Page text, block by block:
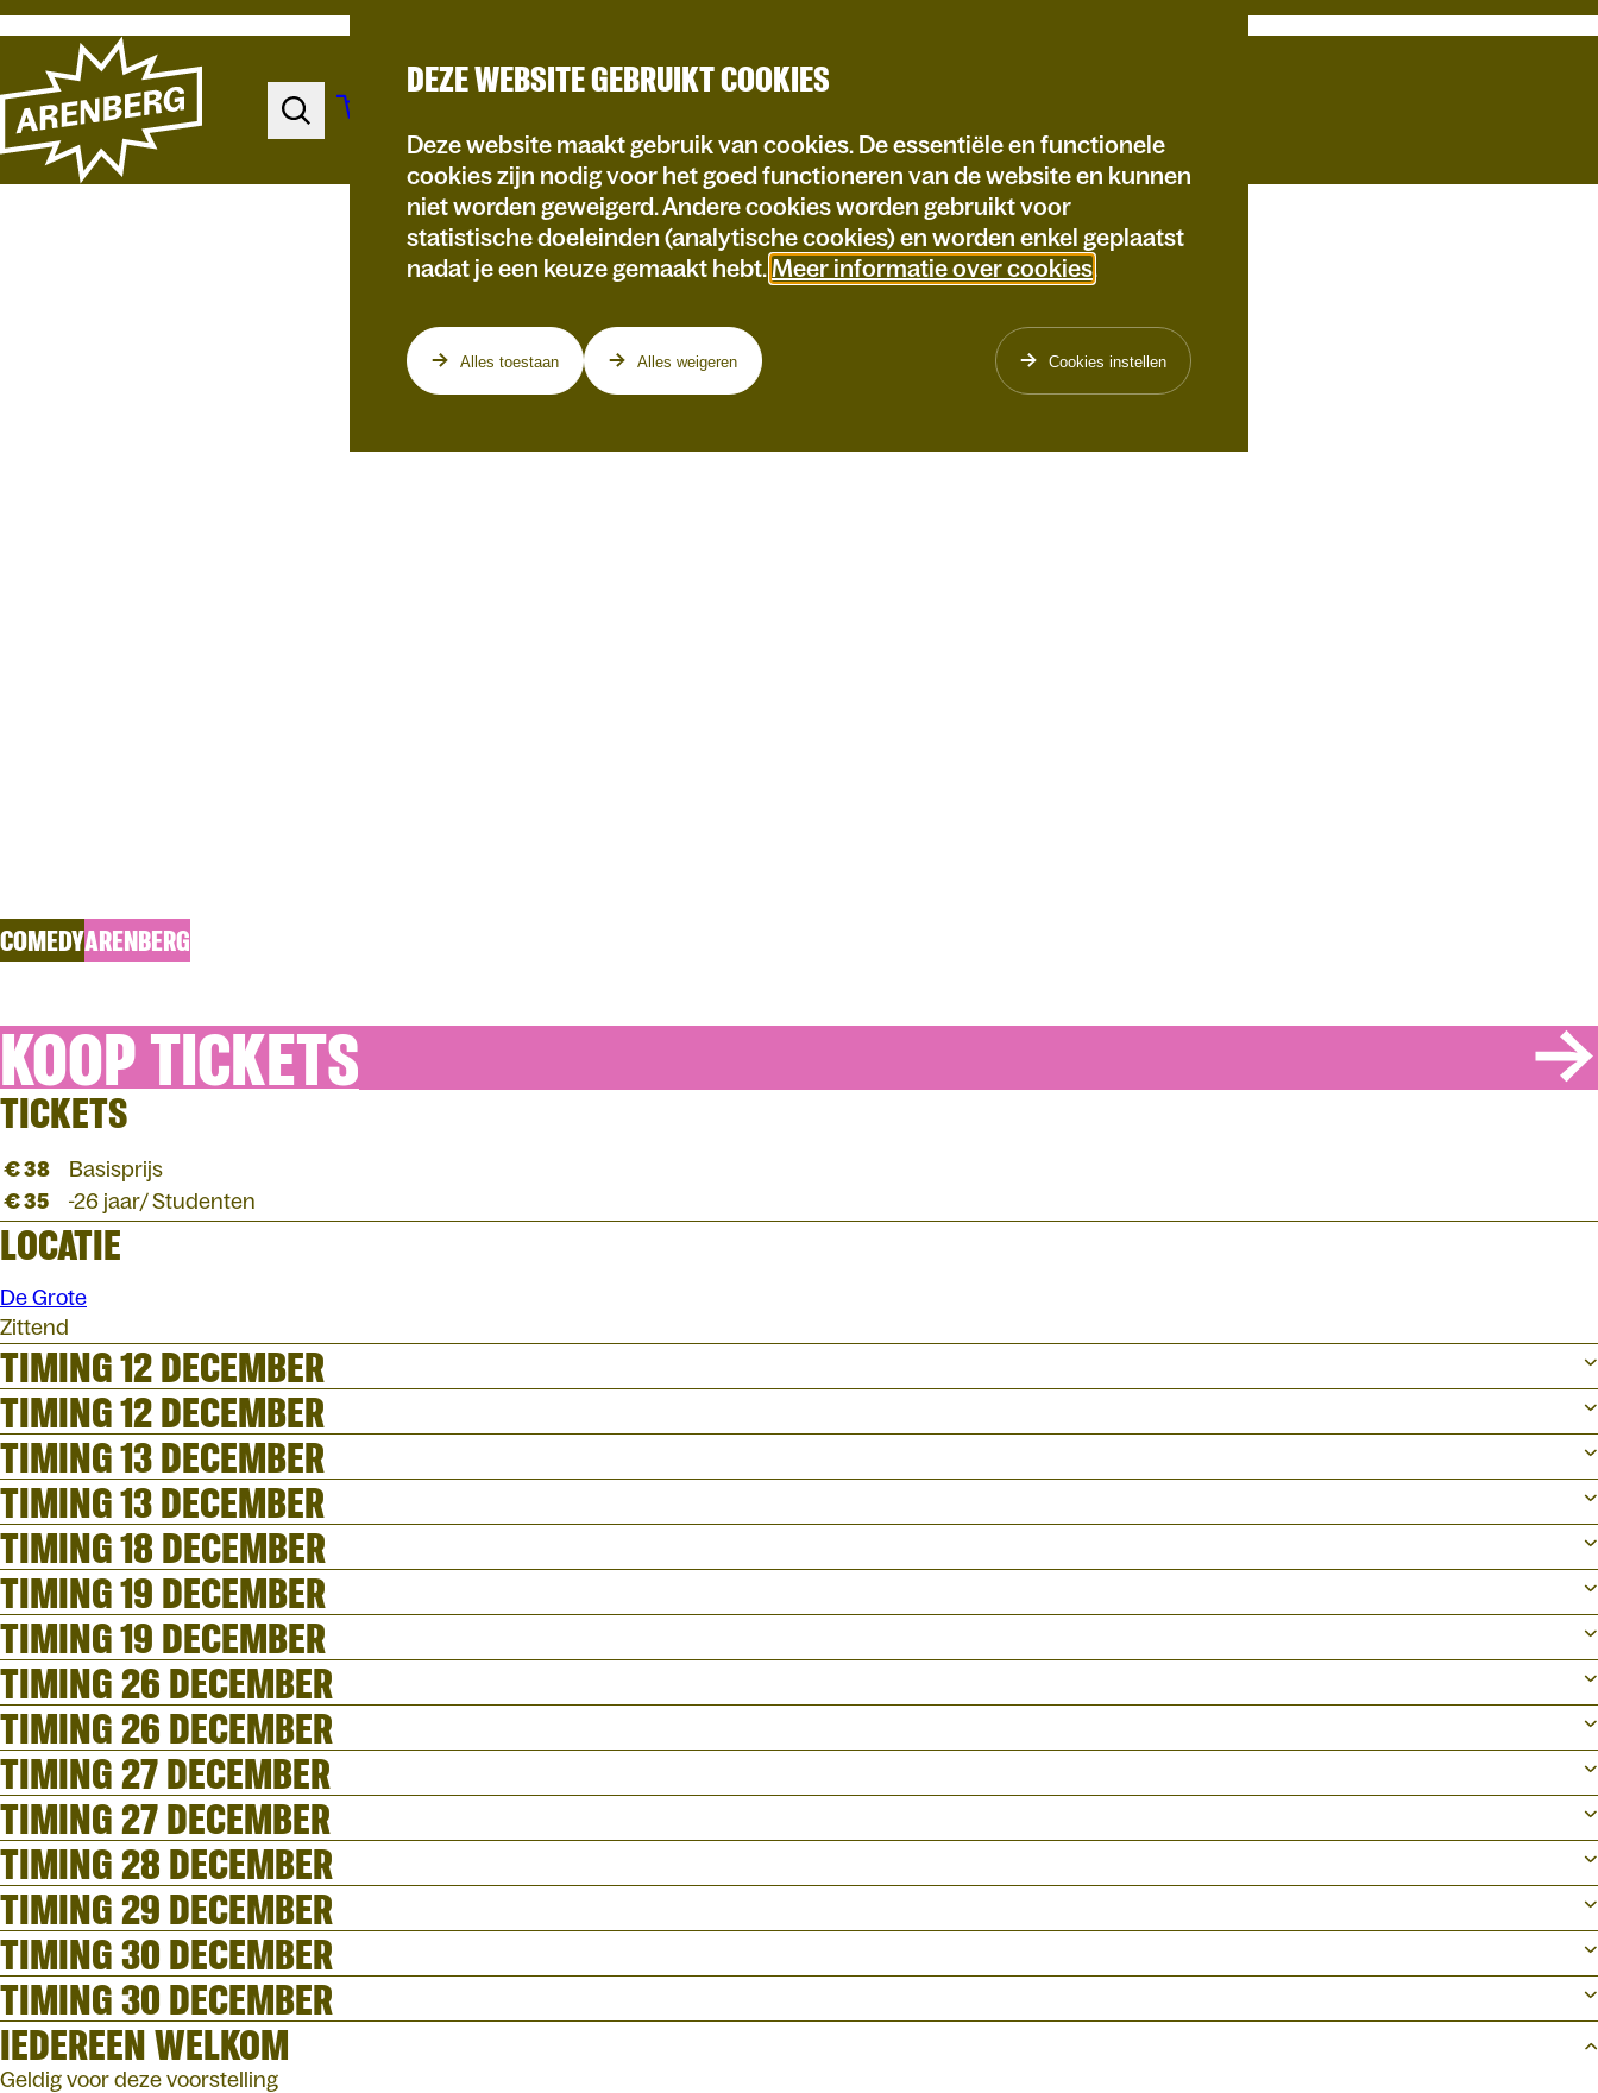
DEZE WEBSITE GEBRUIKT COOKIES
Deze website maakt gebruik van cookies. De essentiële en functionele
cookies zijn nodig voor het goed functioneren van de website en kunnen
niet worden geweigerd. Andere cookies worden gebruikt voor
statistische doeleinden (analytische cookies) en worden enkel geplaatst
nadat je een keuze gemaakt hebt.Meer informatie over cookies.
Alles toestaan Alles weigeren Cookies instellen
COMEDYARENBERG
KOOP TICKETS
TICKETS
€ 38
Basisprijs
€ 35
-26 jaar/ Studenten
LOCATIE
De Grote
Zittend
TIMING 12 DECEMBER
TIMING 12 DECEMBER
TIMING 13 DECEMBER
TIMING 13 DECEMBER
TIMING 18 DECEMBER
TIMING 19 DECEMBER
TIMING 19 DECEMBER
TIMING 26 DECEMBER
TIMING 26 DECEMBER
TIMING 27 DECEMBER
TIMING 27 DECEMBER
TIMING 28 DECEMBER
TIMING 29 DECEMBER
TIMING 30 DECEMBER
TIMING 30 DECEMBER
IEDEREEN WELKOM
Geldig voor deze voorstelling